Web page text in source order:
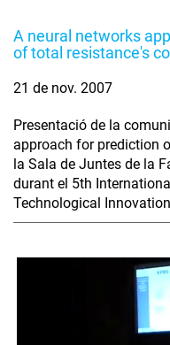
A neural networks
of total resistance's
21 de nov. 2007
Presentació de la
approach for prediction
la Sala de Juntes de la
durant el 5th
Technological